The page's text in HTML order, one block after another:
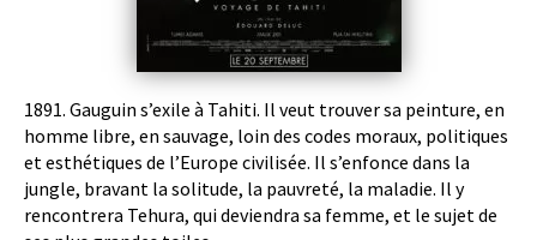
1891. Gauguin s’exile à Tahiti. Il veut trouver sa peinture, en
homme libre, en sauvage, loin des codes moraux, politiques
et esthétiques de l’Europe civilisée. Il s’enfonce dans la
jungle, bravant la solitude, la pauvreté, la maladie. Il y
rencontrera Tehura, qui deviendra sa femme, et le sujet de